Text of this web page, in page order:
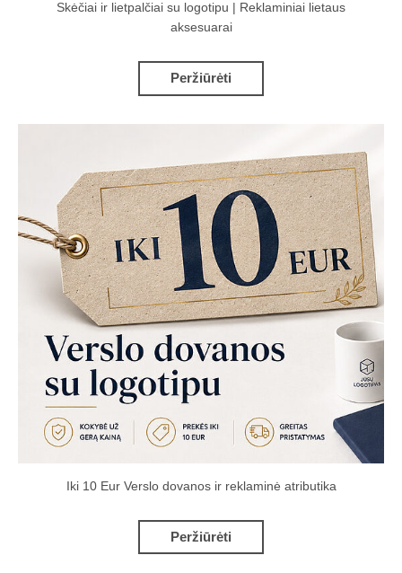
Skėčiai ir lietpalčiai su logotipu | Reklaminiai lietaus
aksesuarai
Peržiūrėti
Iki 10 Eur Verslo dovanos ir reklaminė atributika
Peržiūrėti